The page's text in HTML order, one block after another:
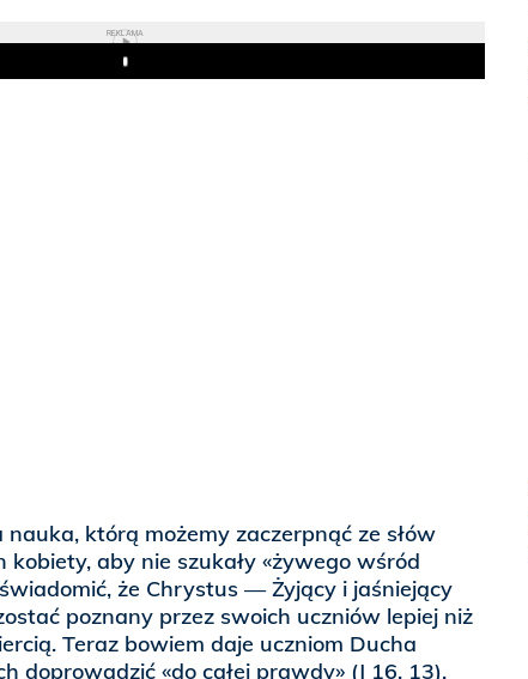
REKLAMA
Play
nauka, którą możemy zaczerpnąć ze słów
kobiety, aby nie szukały «żywego wśród
że Chrystus — Żyjący i jaśniejący
poznany przez swoich uczniów lepiej niż
Teraz bowiem daje uczniom Ducha
doprowadzić «do całej prawdy» (J 16, 13).